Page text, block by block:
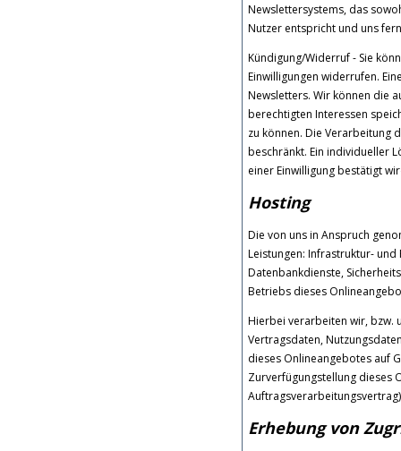
Newslettersystems, das
Nutzer entspricht und uns
Kündigung/Widerruf - Sie
Einwilligungen widerrufen.
Newsletters. Wir können die
berechtigten Interessen
zu können. Die Verarbeitung
beschränkt. Ein individueller
einer Einwilligung bestätigt
Hosting
Die von uns in Anspruch
Leistungen: Infrastruktur-
Datenbankdienste,
Betriebs dieses
Hierbei verarbeiten wir, bzw.
Vertragsdaten,
dieses Onlineangebotes auf
Zurverfügungstellung dieses
Erhebung von